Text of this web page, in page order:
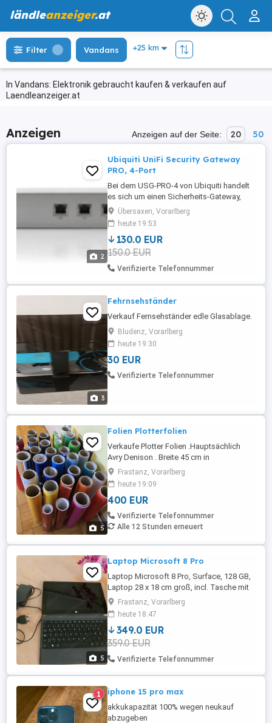
ländleanzeiger.at
In Vandans: Elektronik gebraucht kaufen & verkaufen auf
Laendleanzeiger.at
Filter Vandans
Anzeigen Anzeigen auf der Seite: 20 50
2
Ubiquiti UniFi Security Gateway
PRO, 4-Port
Bei dem USG-PRO-4 von Ubiquiti handelt
es sich um einen Sicherheits-Gateway,
das mit zwei RJ45 PoE-Ports für die
Ausgangsleistung sowie zwei
kombinierten RJ45 SFP-Ports und einem
seriellen RJ45-Konsolenport ausgestattet
ist. Des Weiteren ist es mit einem Dual-
Core-Prozessor mit 1 GHz sowie 2 GB
DDR3 ...
Übersaxen, Vorarlberg
heute 19:53
130.0 EUR
150.0 EUR
Verifizierte Telefonnummer
3
Fehrnsehständer
Verkauf Fernsehständer edle Glasablage.
Bludenz, Vorarlberg
heute 19:30
30 EUR
Verifizierte Telefonnummer
5
Folien Plotterfolien
Verkaufe Plotter Folien .Hauptsächlich
Avry Denison . Breite 45 cm in
Verschiedenen Längen Verschiedene
Farben wie auf dem Bild ersichtlich.
Gesamtlänge zusammengezählt Ergeben
eine Länge von ca 185 Meter. Bei manchen
ist mehr drauf und bei anderen weniger.
Frastanz, Vorarlberg
heute 19:09
400 EUR
Verifizierte Telefonnummer
Alle 12 Stunden erneuert
5
Laptop Microsoft 8 Pro
Laptop Microsoft 8 Pro, Surface, 128 GB,
Laptop 28 x 18 cm groß, incl. Tasche mit
Tragegurt, Ladegerät, zurückgesetzt
durch E-Werk - Frastanz (Rechnung
vorhanden) kleine Beschädigung am
Rahmen,
Frastanz, Vorarlberg
heute 18:47
349.0 EUR
359.0 EUR
Verifizierte Telefonnummer
1 iphone 15 pro max
akkukapazität 100% wegen neukauf
abzugeben